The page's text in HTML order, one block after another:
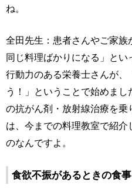
ね。
全田先生：患者さんやご家族
同じ料理ばかりになる」とい
行動力のある栄養士さんが、
う！」ということで始めま
の抗がん剤・放射線治療を乗
は、今までの料理教室で紹
のなんですよ。
食欲不振があるときの食事